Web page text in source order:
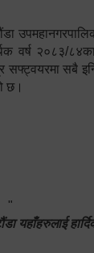
२०८३/८४का
सफ्ट्वयरमा सबै
छ।
यहाँहरुलाई